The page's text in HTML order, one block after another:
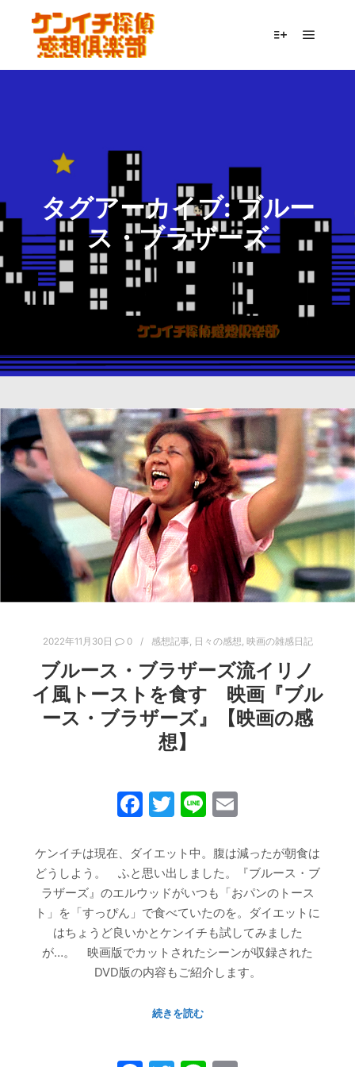
タグアーカイブ:ブルー
ス・ブラザーズ
2022年11月30日 0 感想記事, 日々の感想, 映画の雑感日記
ブルース・ブラザーズ流イリノ
イ風トーストを食す 映画『ブル
ース・ブラザーズ』【映画の感
想】
Facebook
Twitter
Line
ケンイチは現在、ダイエット中。腹は減ったが朝食は
どうしよう。 ふと思い出しました。『ブルース・ブ
ラザーズ』のエルウッドがいつも「おパンのトース
ト」を「すっぴん」で食べていたのを。ダイエットに
はちょうど良いかとケンイチも試してみました
が…。 映画版でカットされたシーンが収録された
DVD版の内容もご紹介します。
続きを読む